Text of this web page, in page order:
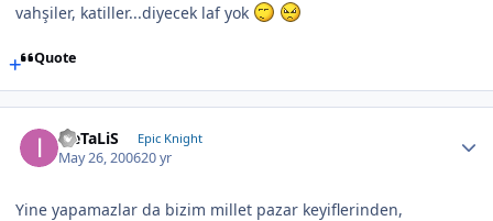
vahşiler, katiller...diyecek laf yok
Quote
iLeTaLiS Epic Knight
May 26, 200620 yr
Yine yapamazlar da bizim millet pazar keyiflerinden,